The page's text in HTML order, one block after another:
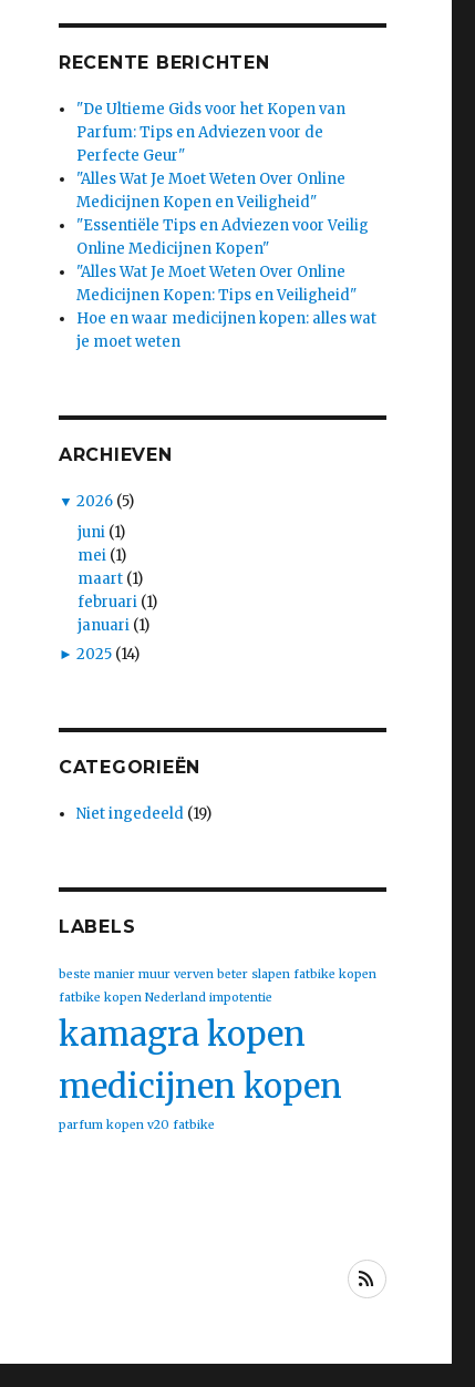
RECENTE BERICHTEN
"De Ultieme Gids voor het Kopen van
Parfum: Tips en Adviezen voor de
Perfecte Geur"
"Alles Wat Je Moet Weten Over Online
Medicijnen Kopen en Veiligheid"
"Essentiële Tips en Adviezen voor Veilig
Online Medicijnen Kopen"
"Alles Wat Je Moet Weten Over Online
Medicijnen Kopen: Tips en Veiligheid"
Hoe en waar medicijnen kopen: alles wat
je moet weten
ARCHIEVEN
▼ 2026 (5)
juni (1)
mei (1)
maart (1)
februari (1)
januari (1)
► 2025 (14)
CATEGORIEËN
Niet ingedeeld (19)
LABELS
beste manier muur verven beter slapen fatbike kopen
fatbike kopen Nederland impotentie
kamagra kopen
medicijnen kopen
parfum kopen v20 fatbike
RSS